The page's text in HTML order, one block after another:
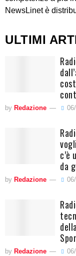
NewsLinet è
ULTIMI
by Redazione
c’è
da
by Redazione
by Redazione